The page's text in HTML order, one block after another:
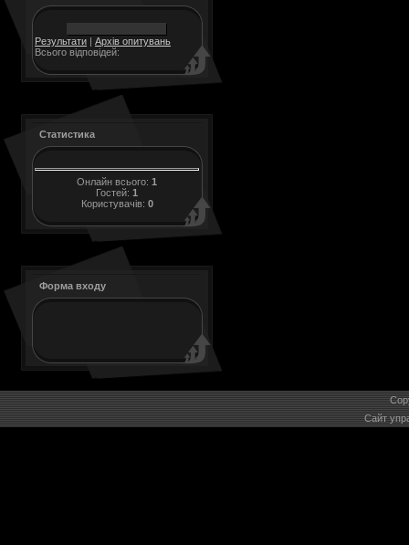
Результати | Архів опитувань
Всього відповідей:
Статистика
Онлайн всього: 1
Гостей: 1
Користувачів: 0
Форма входу
Сайт